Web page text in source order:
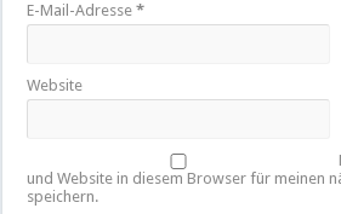
E-Mail-Adresse*
Website
und Website in diesem Browser für meinen
speichern.